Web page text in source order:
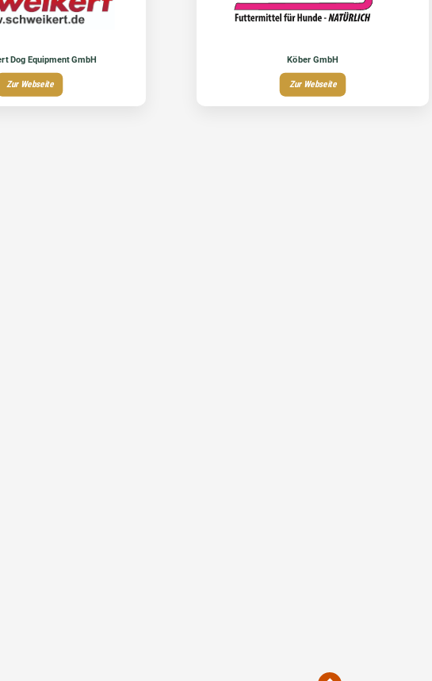
Dog Equipment GmbH
Zur Webseite
Köber GmbH
Zur Webseite